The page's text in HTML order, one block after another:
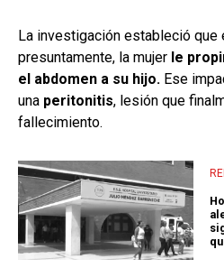
La investigación estableció que
presuntamente, la mujer le
el abdomen a su hijo. Ese
una peritonitis, lesión que
fallecimiento.